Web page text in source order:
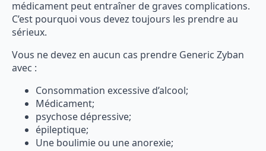
médicament peut entraîner de graves complications.
C’est pourquoi vous devez toujours les prendre au
sérieux.
Vous ne devez en aucun cas prendre Generic Zyban
avec :
Consommation excessive d’alcool;
Médicament;
psychose dépressive;
épileptique;
Une boulimie ou une anorexie;